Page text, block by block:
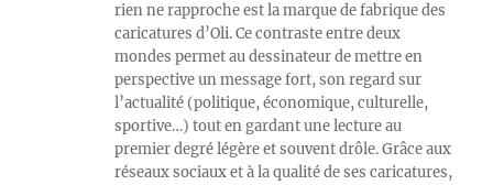
rien ne rapproche est la marque de fabrique des
caricatures d’Oli. Ce contraste entre deux
mondes permet au dessinateur de mettre en
perspective un message fort, son regard sur
l’actualité (politique, économique, culturelle,
sportive…) tout en gardant une lecture au
premier degré légère et souvent drôle. Grâce aux
réseaux sociaux et à la qualité de ses caricatures,